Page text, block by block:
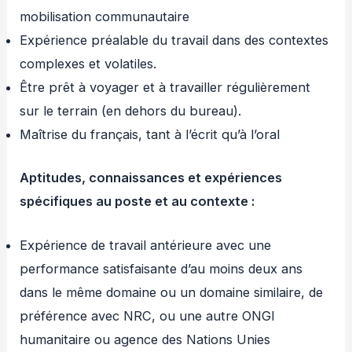
mobilisation communautaire
Expérience préalable du travail dans des contextes
complexes et volatiles.
Être prêt à voyager et à travailler régulièrement
sur le terrain (en dehors du bureau).
Maîtrise du français, tant à l’écrit qu’à l’oral
Aptitudes, connaissances et expériences
spécifiques au poste et au contexte :
Expérience de travail antérieure avec une
performance satisfaisante d’au moins deux ans
dans le même domaine ou un domaine similaire, de
préférence avec NRC, ou une autre ONGI
humanitaire ou agence des Nations Unies